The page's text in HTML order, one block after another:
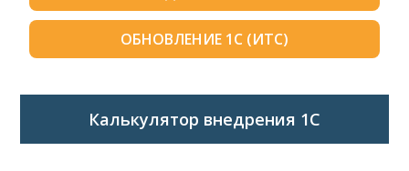
ОБНОВЛЕНИЕ 1С (ИТС)
Калькулятор внедрения 1C